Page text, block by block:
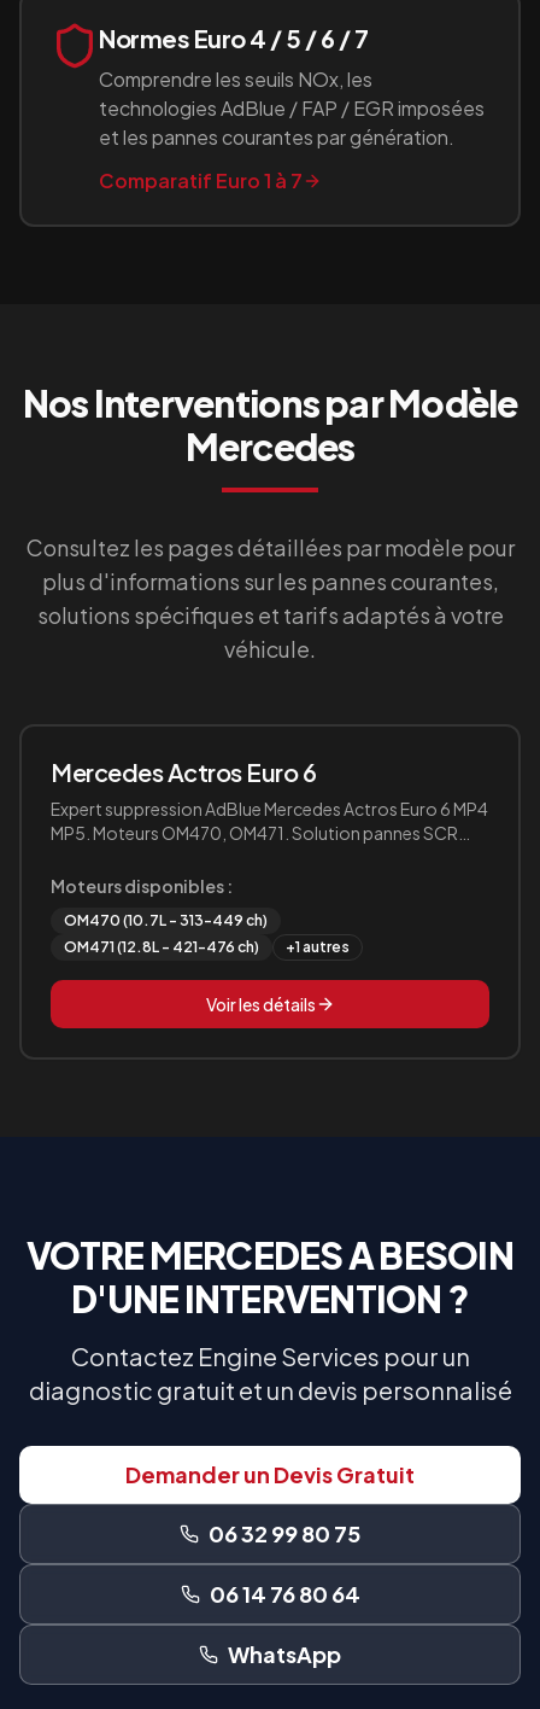
Normes Euro 4 / 5 / 6 / 7
Comprendre les seuils NOx, les
technologies AdBlue / FAP / EGR imposées
et les pannes courantes par génération.
Comparatif Euro 1 à 7
Nos Interventions par Modèle
Mercedes
Consultez les pages détaillées par modèle pour
plus d'informations sur les pannes courantes,
solutions spécifiques et tarifs adaptés à votre
véhicule.
MercedesActros Euro 6
Expert suppression AdBlue Mercedes Actros Euro 6 MP4
MP5. Moteurs OM470, OM471. Solution pannes SCR
Moteurs disponibles :
OM470 (10.7L - 313-449 ch)
OM471 (12.8L - 421-476 ch)
+1autres
Voir les détails
VOTREMERCEDESA BESOIN
D'UNE INTERVENTION ?
Contactez Engine Services pour un
diagnostic gratuit et un devis personnalisé
Demander un Devis Gratuit
06 32 99 80 75
06 14 76 80 64
WhatsApp